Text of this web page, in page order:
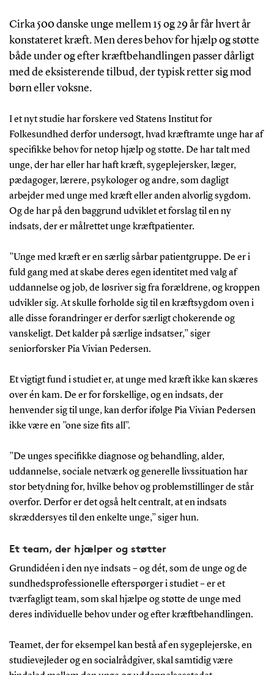
Cirka 500 danske unge mellem 15 og 29 år får hvert år
konstateret kræft. Men deres behov for hjælp og støtte
både under og efter kræftbehandlingen passer dårligt
med de eksisterende tilbud, der typisk retter sig mod
børn eller voksne.
I et nyt studie har forskere ved Statens Institut for
Folkesundhed derfor undersøgt, hvad kræftramte unge har af
specifikke behov for netop hjælp og støtte. De har talt med
unge, der har eller har haft kræft, sygeplejersker, læger,
pædagoger, lærere, psykologer og andre, som dagligt
arbejder med unge med kræft eller anden alvorlig sygdom.
Og de har på den baggrund udviklet et forslag til en ny
indsats, der er målrettet unge kræftpatienter.
”Unge med kræft er en særlig sårbar patientgruppe. De er i
fuld gang med at skabe deres egen identitet med valg af
uddannelse og job, de løsriver sig fra forældrene, og kroppen
udvikler sig. At skulle forholde sig til en kræftsygdom oven i
alle disse forandringer er derfor særligt chokerende og
vanskeligt. Det kalder på særlige indsatser,” siger
seniorforsker Pia Vivian Pedersen.
Et vigtigt fund i studiet er, at unge med kræft ikke kan skæres
over én kam. De er for forskellige, og en indsats, der
henvender sig til unge, kan derfor ifølge Pia Vivian Pedersen
ikke være en ”one size fits all”.
”De unges specifikke diagnose og behandling, alder,
uddannelse, sociale netværk og generelle livssituation har
stor betydning for, hvilke behov og problemstillinger de står
overfor. Derfor er det også helt centralt, at en indsats
skræddersyes til den enkelte unge,” siger hun.
Et team, der hjælper og støtter
Grundidéen i den nye indsats – og dét, som de unge og de
sundhedsprofessionelle efterspørger i studiet – er et
tværfagligt team, som skal hjælpe og støtte de unge med
deres individuelle behov underog efter kræftbehandlingen.
Teamet, der for eksempel kan bestå af en sygeplejerske, en
studievejleder og en socialrådgiver, skal samtidig være